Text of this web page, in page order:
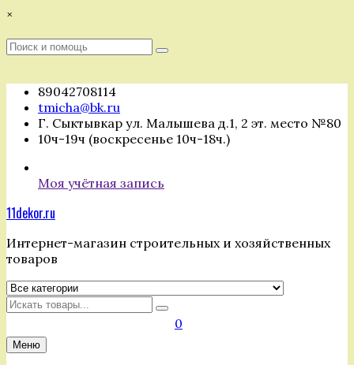
Перейти
содержимому
×
Поиск
Поиск
89042708114
tmicha@bk.ru
Г. Сыктывкар ул. Малышева д.1, 2 эт. место №80
10ч-19ч (воскресенье 10ч-18ч.)
Моя учётная запись
11dekor.ru
Интернет-магазин строительных и хозяйственных
товаров
Искать
0
Меню